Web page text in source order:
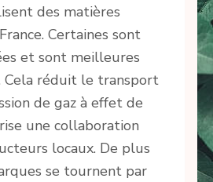
des matières
Certaines sont
et sont meilleures
Cela réduit le transport
de gaz à effet de
une collaboration
locaux. De plus
se tournent par